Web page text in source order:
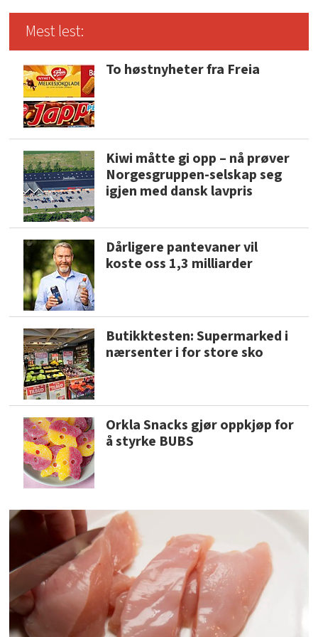
Mest lest:
To høstnyheter fra Freia
Kiwi måtte gi opp – nå prøver
Norgesgruppen-selskap seg
igjen med dansk lavpris
Dårligere pantevaner vil
koste oss 1,3 milliarder
Butikktesten: Supermarked i
nærsenter i for store sko
Orkla Snacks gjør oppkjøp for
å styrke BUBS